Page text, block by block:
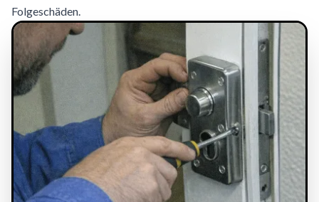
Folgeschäden.